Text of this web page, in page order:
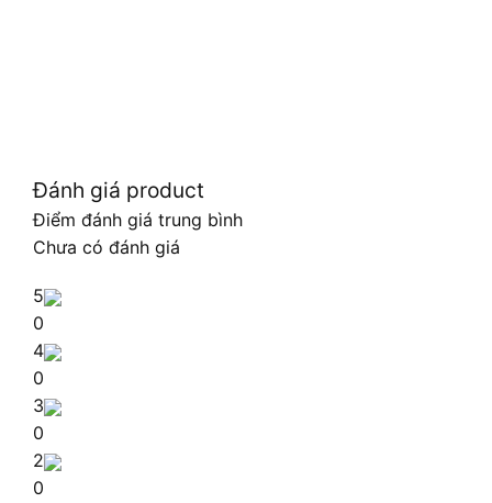
Đánh giá product
Điểm đánh giá trung bình
Chưa có đánh giá
5
0
4
0
3
0
2
0